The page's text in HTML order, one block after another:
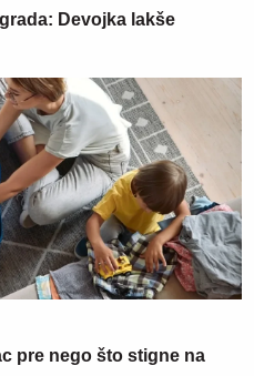
Devojka lakše
pre nego što stigne na